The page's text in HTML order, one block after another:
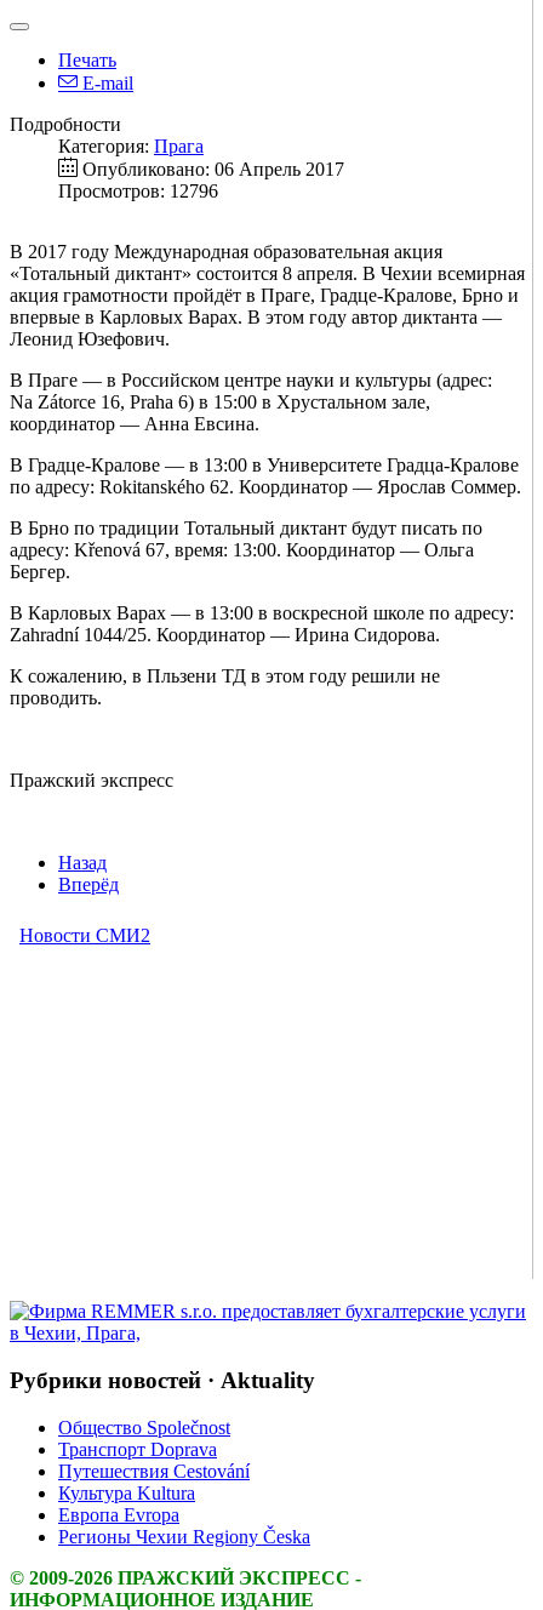
Печать
E-mail
Подробности
Категория: Прага
Опубликовано: 06 Апрель 2017
Просмотров: 12796
В 2017 году Международная образовательная акция
«Тотальный диктант» состоится 8 апреля. В Чехии всемирная
акция грамотности пройдёт в Праге, Градце-Кралове, Брно и
впервые в Карловых Варах. В этом году автор диктанта —
Леонид Юзефович.
В Праге — в Российском центре науки и культуры (адрес:
Na Zátorce 16, Praha 6) в 15:00 в Хрустальном зале,
координатор — Анна Евсина.
В Градце-Кралове — в 13:00 в Университете Градца-Кралове
по адресу: Rokitanského 62. Координатор — Ярослав Соммер.
В Брно по традиции Тотальный диктант будут писать по
адресу: Křenová 67, время: 13:00. Координатор — Ольга
Бергер.
В Карловых Варах — в 13:00 в воскресной школе по адресу:
Zahradní 1044/25. Координатор — Ирина Сидорова.
К сожалению, в Пльзени ТД в этом году решили не
проводить.
Пражский экспресс
Назад
Вперёд
Рубрики новостей · Aktuality
Общество Společnost
Транспорт Doprava
Путешествия Cestování
Культура Kultura
Европа Evropa
Регионы Чехии Regiony Česka
© 2009-2026 ПРАЖСКИЙ ЭКСПРЕСС -
ИНФОРМАЦИОННОЕ ИЗДАНИЕ